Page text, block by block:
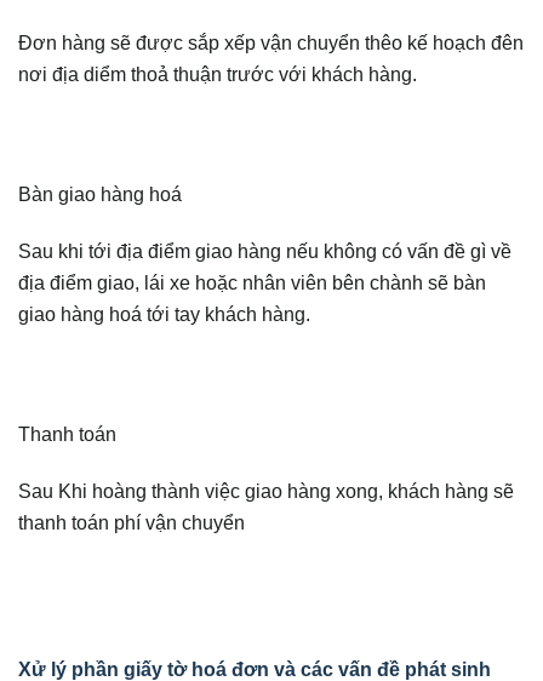
Đơn hàng sẽ được sắp xếp vận chuyển thêo kế hoạch đên
nơi địa diểm thoả thuận trước với khách hàng.
Bàn giao hàng hoá
Sau khi tới địa điểm giao hàng nếu không có vấn đề gì về
địa điểm giao, lái xe hoặc nhân viên bên chành sẽ bàn
giao hàng hoá tới tay khách hàng.
Thanh toán
Sau Khi hoàng thành việc giao hàng xong, khách hàng sẽ
thanh toán phí vận chuyển
Xử lý phần giấy tờ hoá đơn và các vấn đề phát sinh